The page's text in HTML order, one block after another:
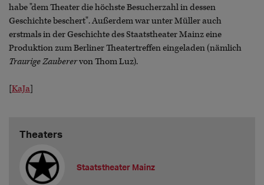
habe "dem Theater die höchste Besucherzahl in dessen
Geschichte beschert". Außerdem war unter Müller auch
erstmals in der Geschichte des Staatstheater Mainz eine
Produktion zum Berliner Theatertreffen eingeladen (nämlich
Traurige Zauberervon Thom Luz).
[KaJa]
Theaters
Staatstheater Mainz